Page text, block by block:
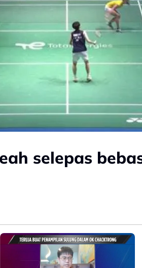
selepas